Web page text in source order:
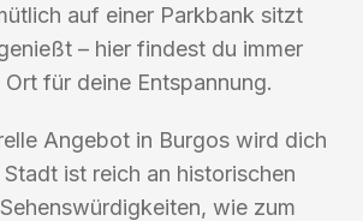
auf einer Parkbank sitzt
– hier findest du immer
für deine Entspannung.
Angebot in Burgos wird dich
ist reich an historischen
wie zum